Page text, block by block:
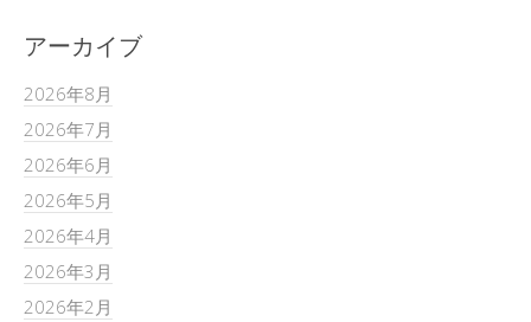
アーカイブ
2026年8月
2026年7月
2026年6月
2026年5月
2026年4月
2026年3月
2026年2月